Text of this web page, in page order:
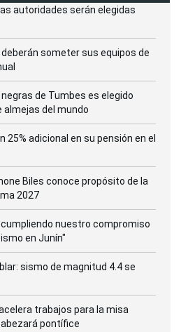
autoridades serán elegidas
someter sus equipos de
de Tumbes es elegido
almejas del mundo
25% adicional en su pensión en el
Biles conoce propósito de la
2027
nuestro compromiso
en Junín"
sismo de magnitud 4.4 se
trabajos para la misa
pontífice